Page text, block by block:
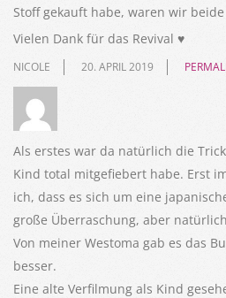
Stoff gekauft habe, waren wir
Vielen Dank für das Revival ♥️
NICOLE 20. APRIL 2019
Als erstes war da natürlich die
Kind total mitgefiebert habe. Erst
ich, dass es sich um eine
große Überraschung, aber
Von meiner Westoma gab es das
besser.
Eine alte Verfilmung als Kind